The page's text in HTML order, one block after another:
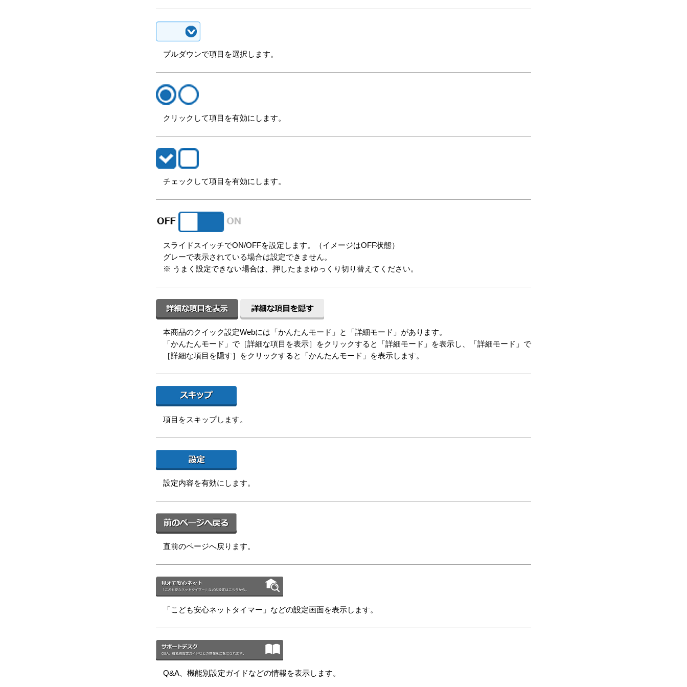
プルダウンで項目を選択します。
クリックして項目を有効にします。
チェックして項目を有効にします。
スライドスイッチでON/OFFを設定します。（イメージはOFF状態）
グレーで表示されている場合は設定できません。
※ うまく設定できない場合は、押したままゆっくり切り替えてください。
本商品のクイック設定Webには「かんたんモード」と「詳細モード」があります。
「かんたんモード」で［詳細な項目を表示］をクリックすると「詳細モード」を表示し、「詳細モード」で
［詳細な項目を隠す］をクリックすると「かんたんモード」を表示します。
項目をスキップします。
設定内容を有効にします。
直前のページへ戻ります。
「こども安心ネットタイマー」などの設定画面を表示します。
Q&A、機能別設定ガイドなどの情報を表示します。